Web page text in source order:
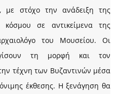
, με στόχο την ανάδειξη της
σε αντικείμενα της
του Μουσείου. Οι
τη μορφή και τον
τέχνη των Bυζαντινών μέσα
έκθεσης. Η ξενάγηση θα